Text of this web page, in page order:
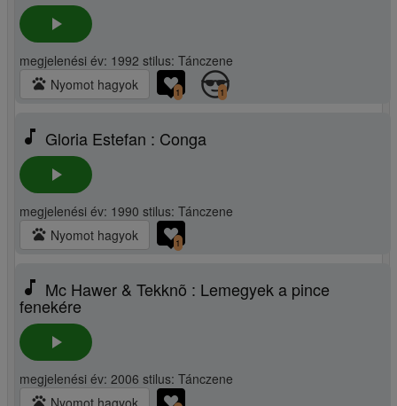
play_arrow
megjelenési év: 1992 stilus: Tánczene
pets Nyomot hagyok 1 1
music_note Gloria Estefan : Conga
play_arrow
megjelenési év: 1990 stilus: Tánczene
pets Nyomot hagyok 1
music_note Mc Hawer & Tekknõ : Lemegyek a pince
fenekére
play_arrow
megjelenési év: 2006 stilus: Tánczene
pets Nyomot hagyok